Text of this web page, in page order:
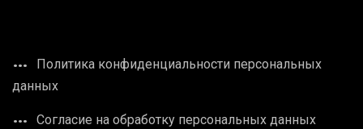
Политика конфиденциальности персональных
данных
Согласие на обработку персональных данных